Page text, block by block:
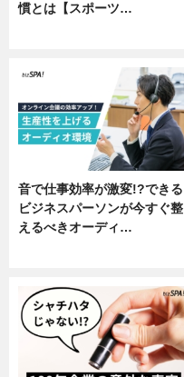
慣とは【スポーツ…
音で仕事効率が激変!?できる
ビジネスパーソンが今すぐ整
えるべきオーディ…